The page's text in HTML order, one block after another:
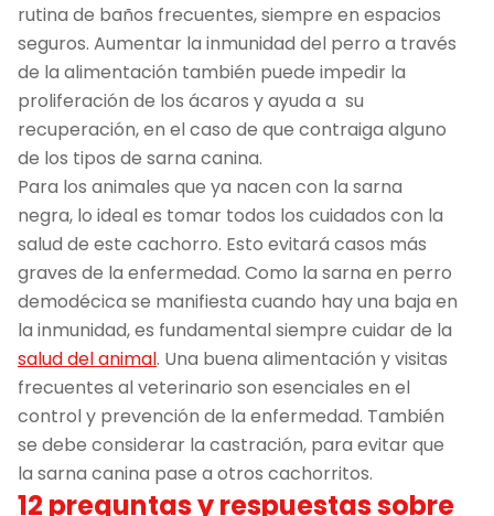
rutina de baños frecuentes, siempre en espacios
seguros. Aumentar la inmunidad del perro a través
de la alimentación también puede impedir la
proliferación de los ácaros y ayuda a su
recuperación, en el caso de que contraiga alguno
de los tipos de sarna canina.
Para los animales que ya nacen con la sarna
negra, lo ideal es tomar todos los cuidados con la
salud de este cachorro. Esto evitará casos más
graves de la enfermedad. Como la sarna en perro
demodécica se manifiesta cuando hay una baja en
la inmunidad, es fundamental siempre cuidar de la
salud del animal. Una buena alimentación y visitas
frecuentes al veterinario son esenciales en el
control y prevención de la enfermedad. También
se debe considerar la castración, para evitar que
la sarna canina pase a otros cachorritos.
12 preguntas y respuestas sobre